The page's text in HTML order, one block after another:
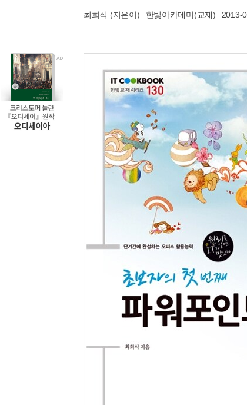
최희식 (지은이) 한빛아카데미(교재) 2013-